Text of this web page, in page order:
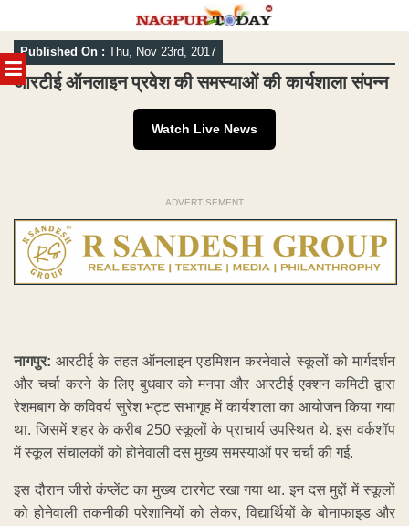
MENU
Skip
to
content
Published On : Thu, Nov 23rd, 2017
आरटीई ऑनलाइन प्रवेश की समस्याओं की कार्यशाला संपन्न
Watch Live News
ADVERTISEMENT
नागपुर: आरटीई के तहत ऑनलाइन एडमिशन करनेवाले स्कूलों को मार्गदर्शन
और चर्चा करने के लिए बुधवार को मनपा और आरटीई एक्शन कमिटी द्वारा
रेशमबाग के कविवर्य सुरेश भट्ट सभागृह में कार्यशाला का आयोजन किया गया
था. जिसमें शहर के करीब 250 स्कूलों के प्राचार्य उपस्थित थे. इस वर्कशॉप
में स्कूल संचालकों को होनेवाली दस मुख्य समस्याओं पर चर्चा की गई.
इस दौरान जीरो कंप्लेंट का मुख्य टारगेट रखा गया था. इन दस मुद्दों में स्कूलों
को होनेवाली तकनीकी परेशानियों को लेकर, विद्यार्थियों के बोनाफाइड और